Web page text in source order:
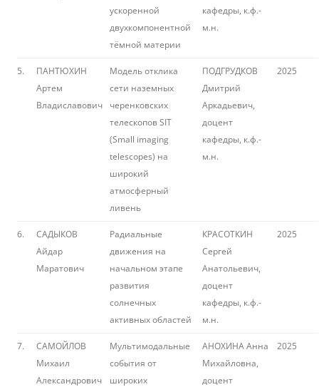
ускоренной
двухкомпонентной
тёмной материи
кафедры, к.ф.-
м.н.
5.
ПАНТЮХИН
Артем
Владиславович
Модель отклика
сети наземных
черенковских
телескопов SIT
(Small imaging
telescopes) на
широкий
атмосферный
ливень
ПОДГРУДКОВ
Дмитрий
Аркадьевич,
доцент
кафедры, к.ф.-
м.н.
2025
6.
САДЫКОВ
Айдар
Маратович
Радиальные
движения на
начальном этапе
развития
солнечных
активных областей
КРАСОТКИН
Сергей
Анатольевич,
доцент
кафедры, к.ф.-
м.н.
2025
7.
САМОЙЛОВ
Михаил
Александрович
Мультимодальные
события от
широких
АНОХИНА Анна
Михайловна,
доцент
2025